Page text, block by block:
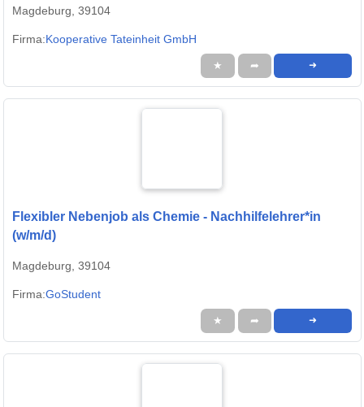
Magdeburg, 39104
Firma:Kooperative Tateinheit GmbH
★ ➦ ➜
Flexibler Nebenjob als Chemie - Nachhilfelehrer*in
(w/m/d)
Magdeburg, 39104
Firma:GoStudent
★ ➦ ➜